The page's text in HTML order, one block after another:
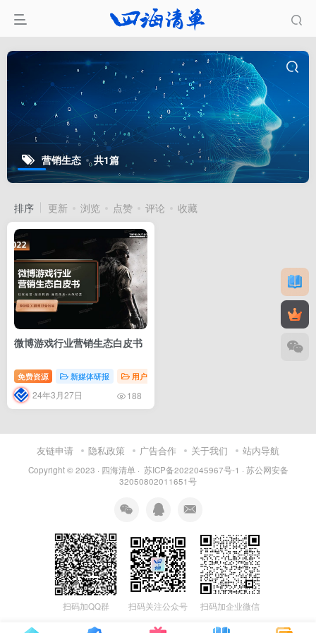
营销生态 共1篇
排序 更新 浏览 点赞 评论 收藏
微博游戏行业营销生态白皮书
免费资源 新媒体研报 用户运营
24年3月27日 188
友链申请 隐私政策 广告合作 关于我们 站内导航
Copyright © 2023 · 四海清单· 苏ICP备2022045967号-1 · 苏公网安备
32050802011651号
扫码加QQ群 扫码关注公众号 扫码加企业微信